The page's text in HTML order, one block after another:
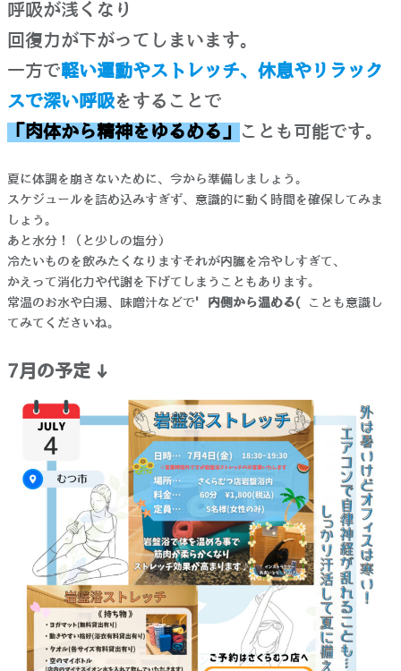
呼吸が浅くなり
回復力が下がってしまいます。
一方で軽い運動やストレッチ、休息やリラック
スで深い呼吸をすることで
「肉体から精神をゆるめる」 ことも可能です。
夏に体調を崩さないために、今から準備しましょう。
スケジュールを詰め込みすぎず、意識的に動く時間を確保してみま
しょう。
あと水分！（と少しの塩分）
冷たいものを飲みたくなりますそれが内臓を冷やしすぎて、
かえって消化力や代謝を下げてしまうこともあります。
常温のお水や白湯、味噌汁などで“内側から温める”
ことも意識し
てみてくださいね。
7月の予定↓